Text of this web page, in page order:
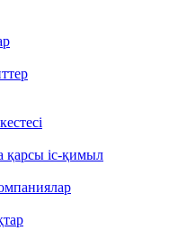
қарсы іс-қимыл